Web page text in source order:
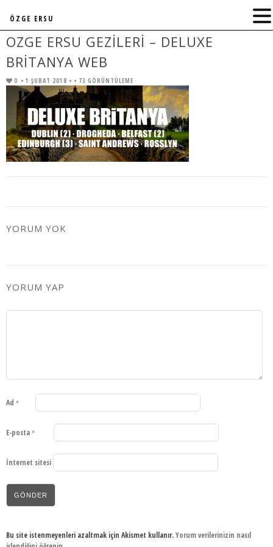
OZGE ERSU GEZILERI – DELUXE
BRITANYA WEB
0 • 1 ŞUBAT 2018 • • 73 GÖRÜNTÜLEME
YORUM YOK
YORUM YAP
Ad *
E-posta *
İnternet sitesi
Bu site istenmeyenleri azaltmak için Akismet kullanır.Yorum verilerinizin nasıl
ÖZGE ERSU